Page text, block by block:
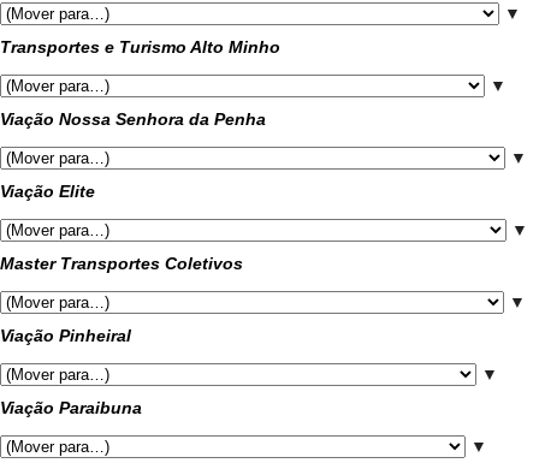
▼
Transportes e Turismo Alto Minho
▼
Viação Nossa Senhora da Penha
▼
Viação Elite
▼
Master Transportes Coletivos
▼
Viação Pinheiral
▼
Viação Paraibuna
▼